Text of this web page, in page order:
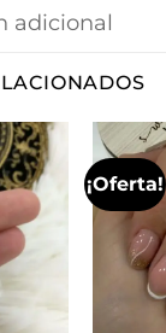
adicional
¡Oferta!